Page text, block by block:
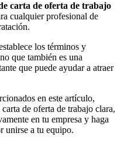
carta de oferta de trabajo
cualquier profesional de
los términos y
que también es una
que puede ayudar a atraer
en este artículo,
de oferta de trabajo clara,
en tu empresa y haga
unirse a tu equipo.